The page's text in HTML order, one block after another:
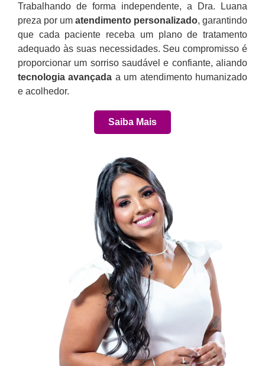
Trabalhando de forma independente, a Dra. Luana
preza por um atendimento personalizado, garantindo
que cada paciente receba um plano de tratamento
adequado às suas necessidades. Seu compromisso é
proporcionar um sorriso saudável e confiante, aliando
tecnologia avançada a um atendimento humanizado
e acolhedor.
Saiba Mais